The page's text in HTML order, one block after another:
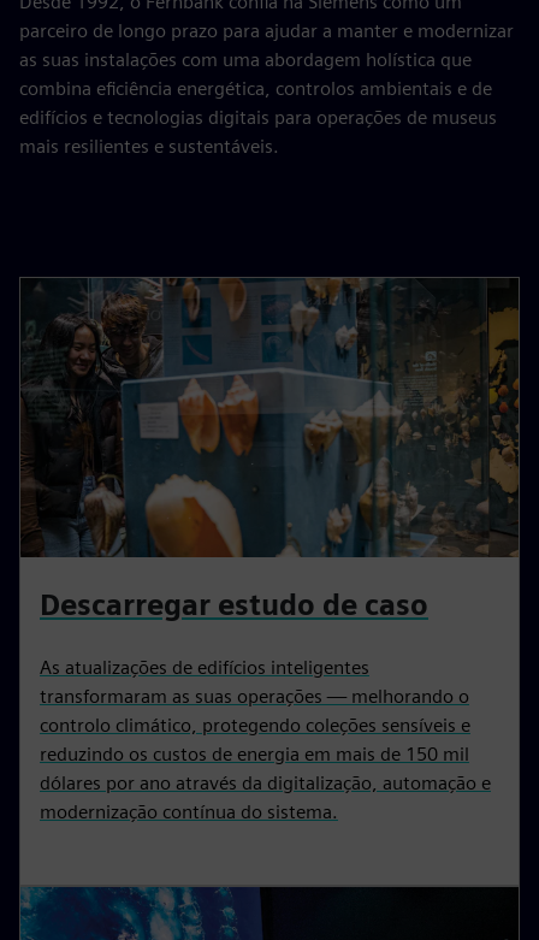
parceiro de longo prazo para ajudar a manter e modernizar
as suas instalações com uma abordagem holística que
combina eficiência energética, controlos ambientais e de
edifícios e tecnologias digitais para operações de museus
mais resilientes e sustentáveis.
Descarregar estudo de caso
As atualizações de edifícios inteligentes
transformaram as suas operações — melhorando o
controlo climático, protegendo coleções sensíveis e
reduzindo os custos de energia em mais de 150 mil
dólares por ano através da digitalização, automação e
modernização contínua do sistema.